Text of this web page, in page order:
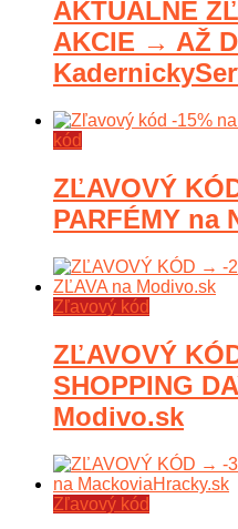
AKTUÁLNE
AKCIE → AŽ
kód
ZĽAVOVÝ
PARFÉMY na
Zľavový kód
ZĽAVOVÝ
SHOPPING
Modivo.sk
Zľavový kód